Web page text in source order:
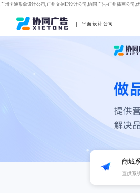
广州卡通形象设计公司,广州文创IP设计公司,协同广告-广州插画公司,
平面设计公司
商城
直供系